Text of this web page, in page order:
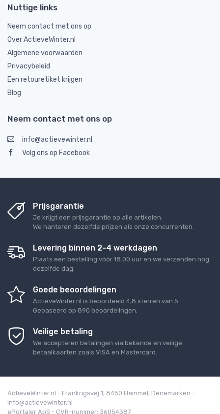
Nuttige links
Neem contact met ons op
Over ActieveWinter.nl
Algemene voorwaarden
Privacybeleid
Een retouretiket krijgen
Blog
Neem contact met ons op
info@actievewinter.nl
Volg ons op Facebook
Prijsgarantie
Je krijgt een prijsgarantie op alle artikelen.
We hanteren dezelfde prijzen als onze concurrenten.
Levering binnen 2-4 werkdagen
Plaats een bestelling vóór 18.00 uur en we verzenden nog
dezelfde dag.
Goede beoordelingen
ActieveWinter.nl is beoordeeld 4,8 sterren van 5
Gebaseerd op 890 beoordelingen.
Veilige betaling
We accepteren betalingen via bekende en veilige
betaalkaarten zoals VISA en Mastercard.
ActieveWinter.nl - Frankrigsvej 1, 8450 Hammel, Denemarken -
info@actievewinter.nl
ePortaler ApS - CVR-nummer: 36054387